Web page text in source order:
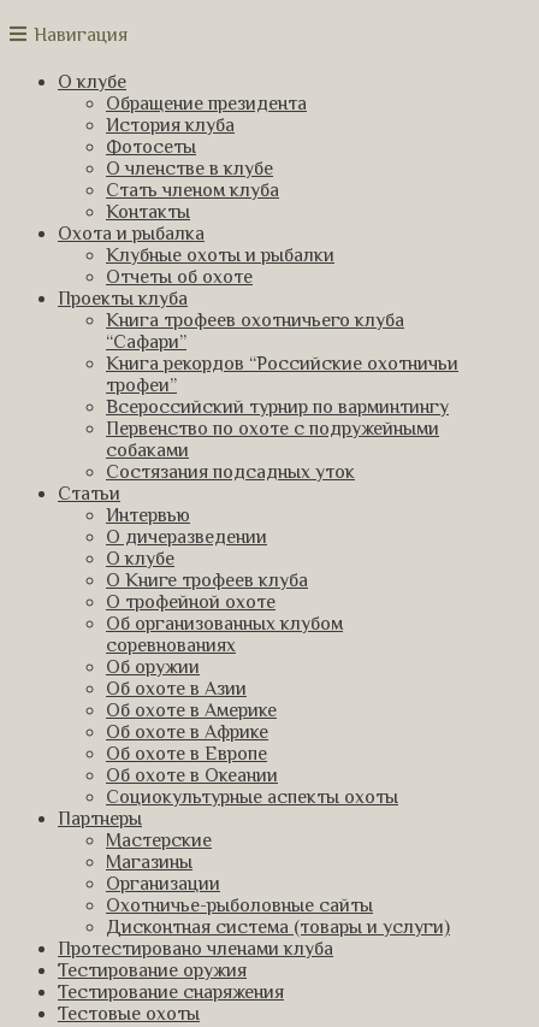
Навигация
О клубе
Обращение президента
История клуба
Фотосеты
О членстве в клубе
Стать членом клуба
Контакты
Охота и рыбалка
Клубные охоты и рыбалки
Отчеты об охоте
Проекты клуба
Книга трофеев охотничьего клуба
“Сафари”
Книга рекордов “Российские охотничьи
трофеи”
Всероссийский турнир по варминтингу
Первенство по охоте с подружейными
собаками
Состязания подсадных уток
Статьи
Интервью
О дичеразведении
О клубе
О Книге трофеев клуба
О трофейной охоте
Об организованных клубом
соревнованиях
Об оружии
Об охоте в Азии
Об охоте в Америке
Об охоте в Африке
Об охоте в Европе
Об охоте в Океании
Социокультурные аспекты охоты
Партнеры
Мастерские
Магазины
Организации
Охотничье-рыболовные сайты
Дисконтная система (товары и услуги)
Протестировано членами клуба
Тестирование оружия
Тестирование снаряжения
Тестовые охоты